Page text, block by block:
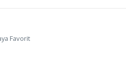
Favorit